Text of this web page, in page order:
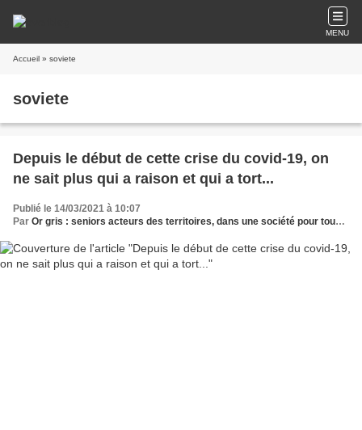
MENU
Accueil » soviete
soviete
Depuis le début de cette crise du covid-19, on
ne sait plus qui a raison et qui a tort...
Publié le 14/03/2021 à 10:07
Par Or gris : seniors acteurs des territoires, dans une société pour tous les âges